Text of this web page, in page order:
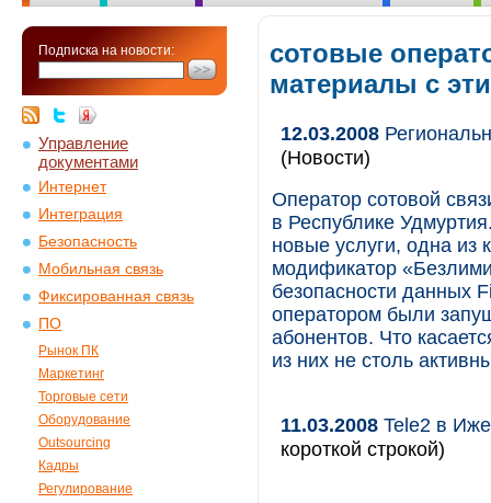
Подписка на новости:
Управление
документами
Интернет
Интеграция
Безопасность
Мобильная связь
Фиксированная связь
ПО
Рынок ПК
Маркетинг
Торговые сети
Оборудование
Outsourcing
Кадры
Регулирование
сотовые
материалы с
12.03.2008
(Новости)
Оператор сотовой
в Республике
новые услуги, одна из
модификатор
безопасности данных
оператором были
абонентов. Что
из них не столь
11.03.2008 Tele2 в
короткой строкой)